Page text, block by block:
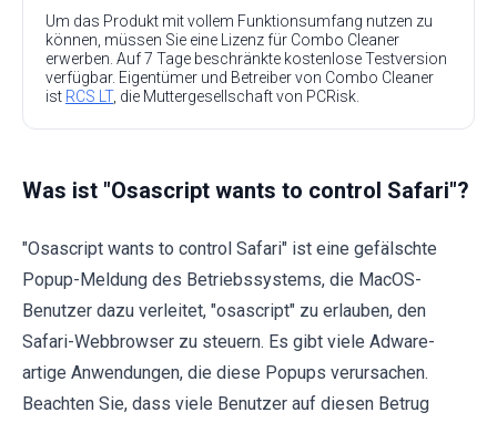
Um das Produkt mit vollem Funktionsumfang nutzen zu
können, müssen Sie eine Lizenz für Combo Cleaner
erwerben. Auf 7 Tage beschränkte kostenlose Testversion
verfügbar. Eigentümer und Betreiber von Combo Cleaner
ist RCS LT, die Muttergesellschaft von PCRisk.
Was ist "Osascript wants to control Safari"?
"Osascript wants to control Safari" ist eine gefälschte
Popup-Meldung des Betriebssystems, die MacOS-
Benutzer dazu verleitet, "osascript" zu erlauben, den
Safari-Webbrowser zu steuern. Es gibt viele Adware-
artige Anwendungen, die diese Popups verursachen.
Beachten Sie, dass viele Benutzer auf diesen Betrug